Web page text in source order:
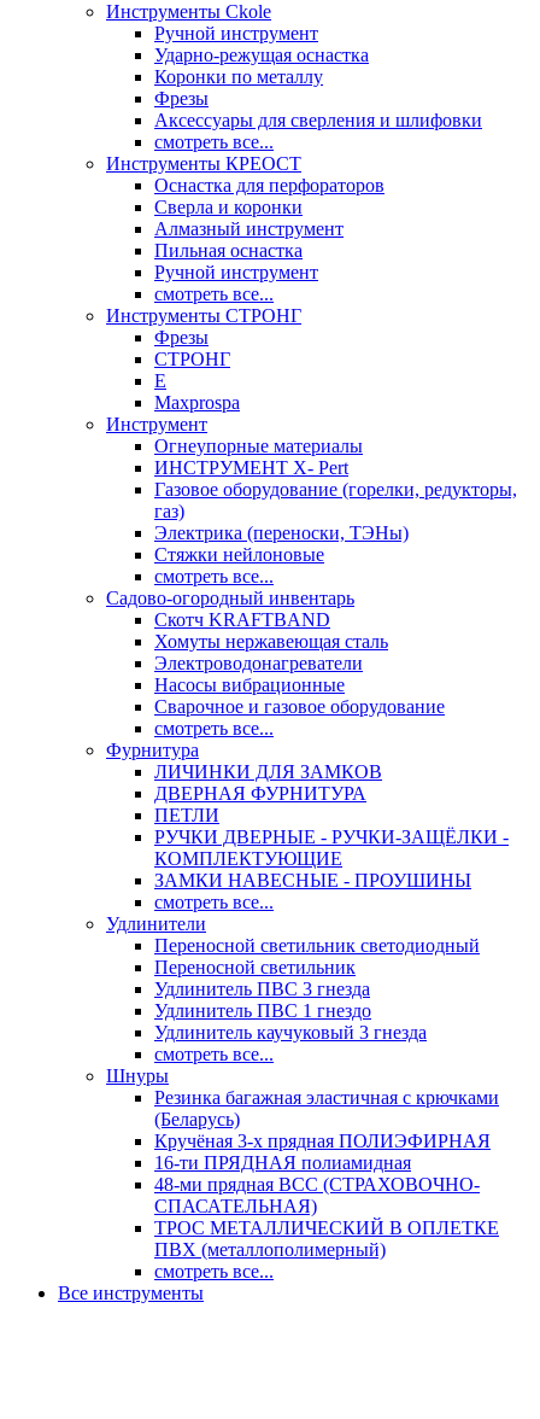
Инструменты Ckole
Ручной инструмент
Ударно‑режущая оснастка
Коронки по металлу
Фрезы
Аксессуары для сверления и шлифовки
смотреть все...
Инструменты КРЕОСТ
Оснастка для перфораторов
Сверла и коронки
Алмазный инструмент
Пильная оснастка
Ручной инструмент
смотреть все...
Инструменты СТРОНГ
Фрезы
СТРОНГ
Е
Maxprospa
Инструмент
Огнеупорные материалы
ИНСТРУМЕНТ X- Pert
Газовое оборудование (горелки, редукторы,
газ)
Электрика (переноски, ТЭНы)
Стяжки нейлоновые
смотреть все...
Садово-огородный инвентарь
Скотч KRAFTBAND
Хомуты нержавеющая сталь
Электроводонагреватели
Насосы вибрационные
Сварочное и газовое оборудование
смотреть все...
Фурнитура
ЛИЧИНКИ ДЛЯ ЗАМКОВ
ДВЕРНАЯ ФУРНИТУРА
ПЕТЛИ
РУЧКИ ДВЕРНЫЕ - РУЧКИ-ЗАЩЁЛКИ -
КОМПЛЕКТУЮЩИЕ
ЗАМКИ НАВЕСНЫЕ - ПРОУШИНЫ
смотреть все...
Удлинители
Переносной светильник светодиодный
Переносной светильник
Удлинитель ПВС 3 гнезда
Удлинитель ПВС 1 гнездо
Удлинитель каучуковый 3 гнезда
смотреть все...
Шнуры
Резинка багажная эластичная с крючками
(Беларусь)
Кручёная 3-х прядная ПОЛИЭФИРНАЯ
16-ти ПРЯДНАЯ полиамидная
48-ми прядная ВСС (СТРАХОВОЧНО-
СПАСАТЕЛЬНАЯ)
ТРОС МЕТАЛЛИЧЕСКИЙ В ОПЛЕТКЕ
ПВХ (металлополимерный)
смотреть все...
Все инструменты